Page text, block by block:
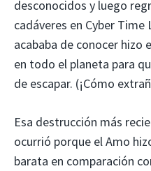
desconocidos y luego
cadáveres en Cyber
acababa de conocer hizo
en todo el planeta para
de escapar. (¡Cómo
Esa destrucción más
ocurrió porque el Amo
barata en comparación